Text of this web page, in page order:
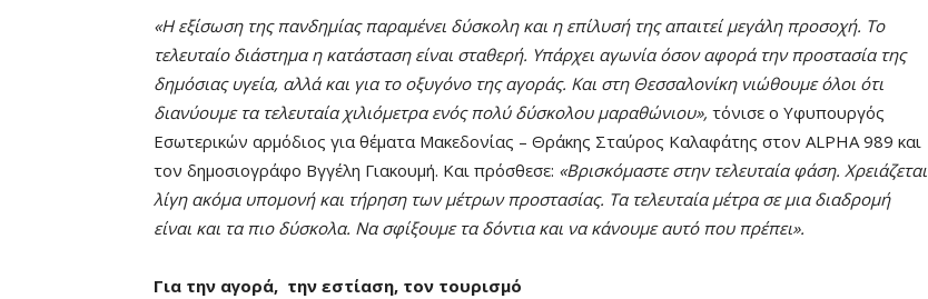
«Η εξίσωση της πανδημίας παραμένει δύσκολη και η επίλυσή της απαιτεί μεγάλη προσοχή. Το
τελευταίο διάστημα η κατάσταση είναι σταθερή. Υπάρχει αγωνία όσον αφορά την προστασία της
δημόσιας υγεία, αλλά και για το οξυγόνο της αγοράς. Και στη Θεσσαλονίκη νιώθουμε όλοι ότι
διανύουμε τα τελευταία χιλιόμετρα ενός πολύ δύσκολου μαραθώνιου», τόνισε ο Υφυπουργός
Εσωτερικών αρμόδιος για θέματα Μακεδονίας – Θράκης Σταύρος Καλαφάτης στον ALPHA 989 και
τον δημοσιογράφο Βγγέλη Γιακουμή. Και πρόσθεσε: «Βρισκόμαστε στην τελευταία φάση. Χρειάζεται
λίγη ακόμα υπομονή και τήρηση των μέτρων προστασίας. Τα τελευταία μέτρα σε μια διαδρομή
είναι και τα πιο δύσκολα. Να σφίξουμε τα δόντια και να κάνουμε αυτό που πρέπει».
Για την αγορά, την εστίαση, τον τουρισμό